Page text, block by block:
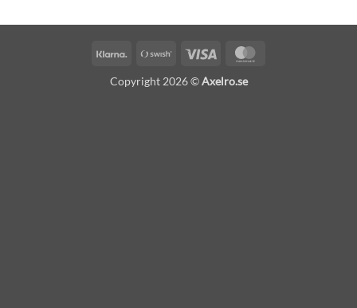
Klarna
Swish
Visa
Copyright 2026 ©Axelro.se